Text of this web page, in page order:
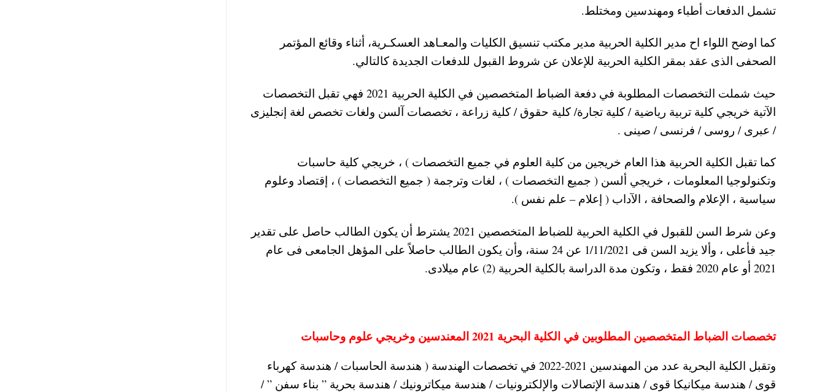
تشمل الدفعات أطباء ومهندسين ومختلط.
كما اوضح اللواء اح مدير الكلية الحربية مدير مكتب تنسيق الكليات والمعـاهد العسكـرية، أثناء وقائع المؤتمر
الصحفى الذى عقد بمقر الكلية الحربية للإعلان عن شروط القبول للدفعات الجديدة كالتالي.
حيث شملت التخصصات المطلوبة في دفعة الضباط المتخصصين في الكلية الحربية 2021 فهي تقبل التخصصات
الآتية خريجي كلية تربية رياضية / كلية تجارة/ كلية حقوق / كلية زراعة ، تخصصات آلسن ولغات تخصص لغة إنجليزى
/ عبرى / روسى / فرنسى / صينى .
كما تقبل الكلية الحربية هذا العام خريجين من كلية العلوم في جميع التخصصات ) ، خريجي كلية حاسبات
وتكنولوجيا المعلومات ، خريجي ألسن ( جميع التخصصات ) ، لغات وترجمة ( جميع التخصصات ) ، إقتصاد وعلوم
سياسية ، الإعلام والصحافة ، الآداب ( إعلام – علم نفس ).
وعن شرط السن للقبول في الكلية الحربية للضباط المتخصصين 2021 يشترط أن يكون الطالب حاصل على تقدير
جيد فأعلى ، وألا يزيد السن فى 1/11/2021 عن 24 سنة، وأن يكون الطالب حاصلاً على المؤهل الجامعى فى عام
2021 أو عام 2020 فقط ، وتكون مدة الدراسة بالكلية الحربية (2) عام ميلادى.
تخصصات الضباط المتخصصين المطلوبين في الكلية البحرية 2021 المعندسين وخريجي علوم وحاسبات
وتقبل الكلية البحرية عدد من المهندسين 2021-2022 في تخصصات الهندسة ( هندسة الحاسبات / هندسة كهرباء
قوى / هندسة ميكانيكا قوى / هندسة الإتصالات والإلكترونيات / هندسة ميكاترونيك / هندسة بحرية ” بناء سفن ” /